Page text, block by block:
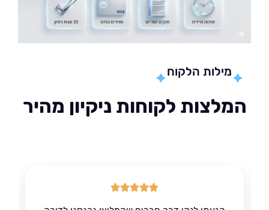
מילות הלקוח
לקוחות ניקיון מהיר